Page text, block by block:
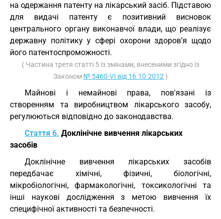
на одержання патенту на лікарський засіб. Підставою
для видачі патенту є позитивний висновок
центрального органу виконавчої влади, що реалізує
державну політику у сфері охорони здоров’я щодо
його патентоспроможності.
( Частина третя статті 5 із змінами, внесеними згідно із
Законом № 5460-VI від 16.10.2012 )
Майнові і немайнові права, пов'язані із
створенням та виробництвом лікарського засобу,
регулюються відповідно до законодавства.
Стаття 6. Доклінічне вивчення лікарських
засобів
Доклінічне вивчення лікарських засобів
передбачає хімічні, фізичні, біологічні,
мікробіологічні, фармакологічні, токсикологічні та
інші наукові дослідження з метою вивчення їх
специфічної активності та безпечності.